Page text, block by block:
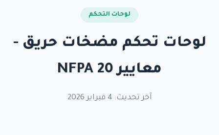
لوحات التحكم
لوحات تحكم مضخات حريق -
معايير NFPA 20
آخر تحديث: 4 فبراير 2026